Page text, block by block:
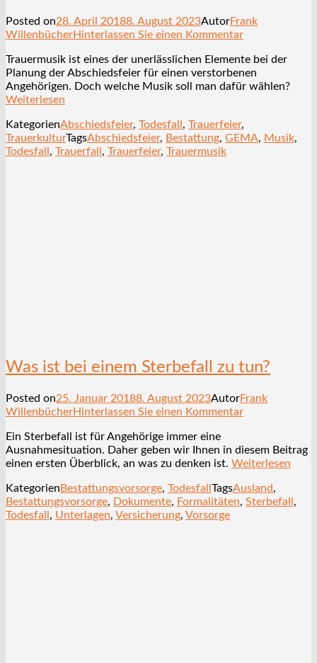
Posted on28. April 20188. August 2023AutorFrank
WillenbücherHinterlassen Sie einen Kommentar
Trauermusik ist eines der unerlässlichen Elemente bei der
Planung der Abschiedsfeier für einen verstorbenen
Angehörigen. Doch welche Musik soll man dafür wählen?
Weiterlesen
KategorienAbschiedsfeier, Todesfall , Trauerfeier,
TrauerkulturTagsAbschiedsfeier, Bestattung, GEMA, Musik,
Todesfall , Trauerfall , Trauerfeier, Trauermusik
Was ist bei einem Sterbefall zu tun?
Posted on25. Januar 20188. August 2023AutorFrank
WillenbücherHinterlassen Sie einen Kommentar
Ein Sterbefall ist für Angehörige immer eine
Ausnahmesituation. Daher geben wir Ihnen in diesem Beitrag
einen ersten Überblick, an was zu denken ist. Weiterlesen
Kategorien Bestattungsvorsorge, Todesfall TagsAusland,
Bestattungsvorsorge, Dokumente, Formalitäten, Sterbefall ,
Todesfall , Unterlagen, Versicherung, Vorsorge